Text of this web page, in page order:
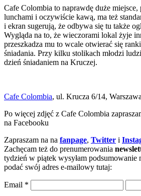
Cafe Colombia to naprawdę duże miejsce,
lunchami i oczywiście kawą, ma też
i ekran sugerują, że odbywa się tu także
Wygląda na to, że wieczorami lokal żyje
przeszkadza mu to wcale otwierać się
śniadania. Przy kilku stolikach młodzi
dzień śniadaniem na Kruczej.
Cafe Colombia, ul. Krucza 6/14, Warszawa
Po więcej zdjęć z Cafe Colombia
na Facebooku
Zapraszam na na fanpage, Twitter i
Zachęcam też do prenumerowania
tydzień w piątek wysyłam podsumowanie
podać swój adres e-mailowy tutaj:
Email *